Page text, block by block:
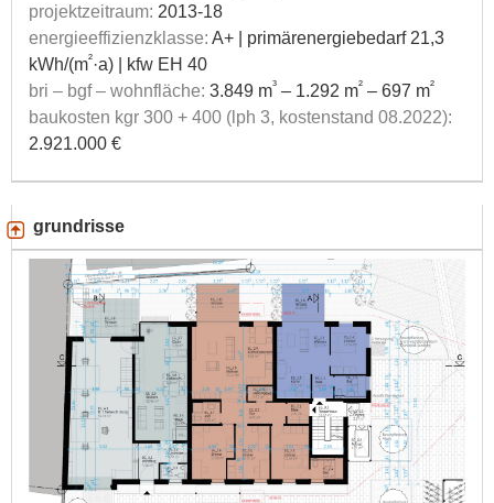
projektzeitraum: 2013-18
energieeffizienzklasse: A+ | primärenergiebedarf 21,3
kWh/(m²·a) | kfw EH 40
bri – bgf – wohnfläche: 3.849 m³ – 1.292 m² – 697 m²
baukosten kgr 300 + 400 (lph 3, kostenstand 08.2022):
2.921.000 €
grundrisse